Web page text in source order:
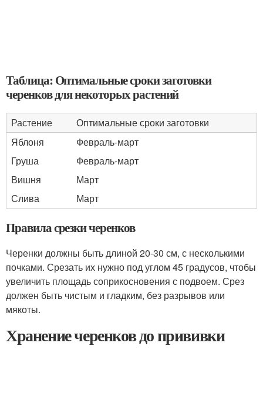
Таблица: Оптимальные сроки заготовки
черенков для некоторых растений
Растение
Оптимальные сроки заготовки
Яблоня
Февраль-март
Груша
Февраль-март
Вишня
Март
Слива
Март
Правила срезки черенков
Черенки должны быть длиной 20-30 см, с несколькими
почками. Срезать их нужно под углом 45 градусов, чтобы
увеличить площадь соприкосновения с подвоем. Срез
должен быть чистым и гладким, без разрывов или
мякоты.
Хранение черенков до прививки